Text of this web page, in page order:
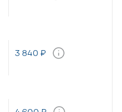
3 840 ₽